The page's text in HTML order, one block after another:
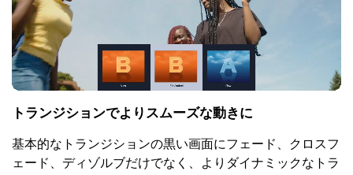
トランジションでよりスムーズな動きに
基本的なトランジションの黒い画面にフェード、クロスフ
ェード、ディゾルブだけでなく、よりダイナミックなトラ